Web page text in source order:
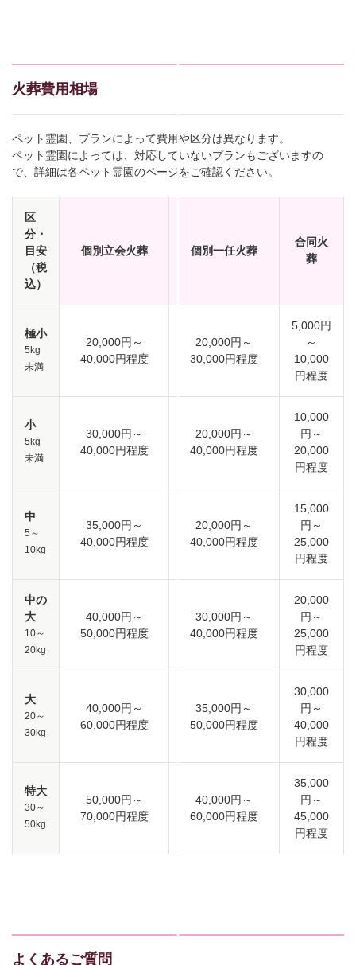
火葬費用相場
ペット霊園、プランによって費用や区分は異なります。
ペット霊園によっては、対応していないプランもございますの
で、詳細は各ペット霊園のページをご確認ください。
区
分・
目安
（税
込）
個別立会火葬 個別一任火葬
合同火
葬
極小
5kg
未満
20,000円～
40,000円程度
20,000円～
30,000円程度
5,000円
～
10,000
円程度
小
5kg
未満
30,000円～
40,000円程度
20,000円～
40,000円程度
10,000
円～
20,000
円程度
中
5～
10kg
35,000円～
40,000円程度
20,000円～
40,000円程度
15,000
円～
25,000
円程度
中の
大
10～
20kg
40,000円～
50,000円程度
30,000円～
40,000円程度
20,000
円～
25,000
円程度
大
20～
30kg
40,000円～
60,000円程度
35,000円～
50,000円程度
30,000
円～
40,000
円程度
特大
30～
50kg
50,000円～
70,000円程度
40,000円～
60,000円程度
35,000
円～
45,000
円程度
よくあるご質問